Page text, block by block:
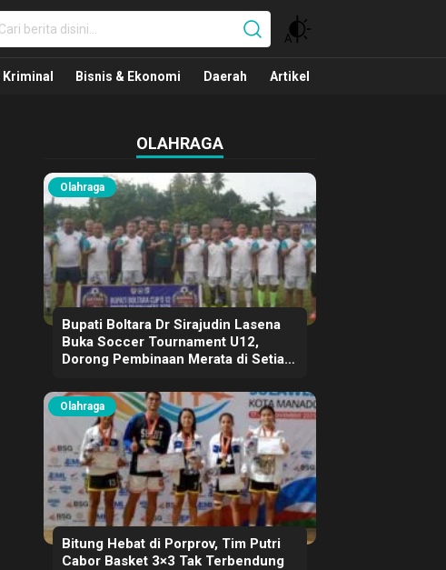
Kriminal Bisnis & Ekonomi Daerah Artikel
OLAHRAGA
Olahraga
Bupati Boltara Dr Sirajudin Lasena
Buka Soccer Tournament U12,
Dorong Pembinaan Merata di Setiap
Olahraga
Bitung Hebat di Porprov, Tim Putri
Cabor Basket 3×3 Tak Terbendung